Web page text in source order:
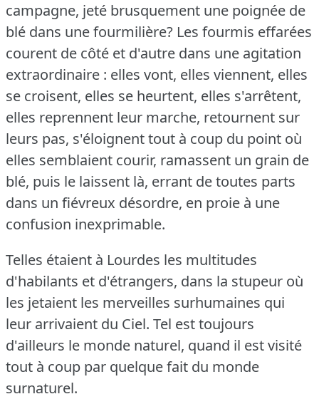
campagne, jeté brusquement une poignée de
blé dans une fourmilière? Les fourmis effarées
courent de côté et d'autre dans une agitation
extraordinaire : elles vont, elles viennent, elles
se croisent, elles se heurtent, elles s'arrêtent,
elles reprennent leur marche, retournent sur
leurs pas, s'éloignent tout à coup du point où
elles semblaient courir, ramassent un grain de
blé, puis le laissent là, errant de toutes parts
dans un fiévreux désordre, en proie à une
confusion inexprimable.
Telles étaient à Lourdes les multitudes
d'habilants et d'étrangers, dans la stupeur où
les jetaient les merveilles surhumaines qui
leur arrivaient du Ciel. Tel est toujours
d'ailleurs le monde naturel, quand il est visité
tout à coup par quelque fait du monde
surnaturel.